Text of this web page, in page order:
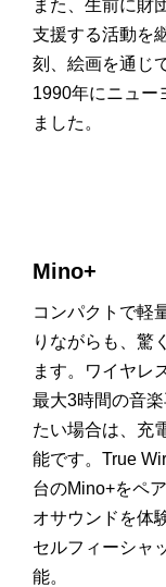
また、生前に財
支援する活動を
刻、絵画を通じ
1990年にニュー
ました。
Mino+
コンパクトで軽
りながらも、驚
ます。ワイヤレ
最大3時間の音
たい場合は、充
能です。 True
台のMino+をペ
オサウンドを体
セルフィーシャ
能。